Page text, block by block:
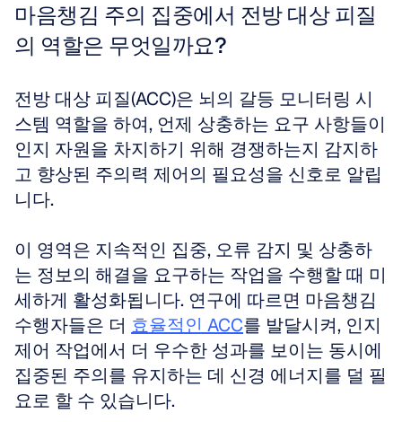
마음챙김 주의 집중에서 전방 대상 피질
의 역할은 무엇일까요?
전방 대상 피질(ACC)은 뇌의 갈등 모니터링 시
스템 역할을 하여, 언제 상충하는 요구 사항들이
인지 자원을 차지하기 위해 경쟁하는지 감지하
고 향상된 주의력 제어의 필요성을 신호로 알립
니다.
이 영역은 지속적인 집중, 오류 감지 및 상충하
는 정보의 해결을 요구하는 작업을 수행할 때 미
세하게 활성화됩니다. 연구에 따르면 마음챙김
수행자들은 더 효율적인 ACC를 발달시켜, 인지
제어 작업에서 더 우수한 성과를 보이는 동시에
집중된 주의를 유지하는 데 신경 에너지를 덜 필
요로 할 수 있습니다.